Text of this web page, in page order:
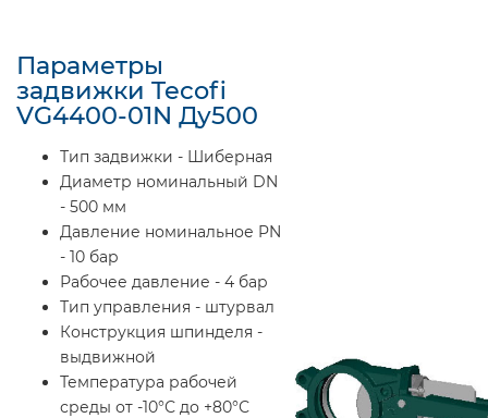
Параметры
задвижки Tecofi
VG4400-01N Ду500
Тип задвижки - Шиберная
Диаметр номинальный DN
- 500 мм
Давление номинальное PN
- 10 бар
Рабочее давление - 4 бар
Тип управления - штурвал
Конструкция шпинделя -
выдвижной
Температура рабочей
среды от -10°С до +80°С